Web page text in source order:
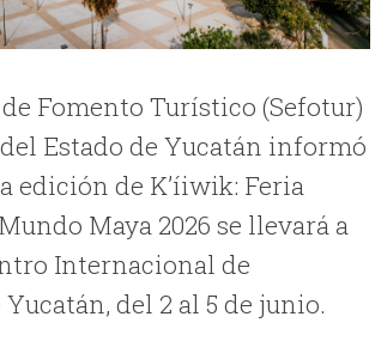
Fomento Turístico (Sefotur)
Estado de Yucatán informó
edición de K’íiwik: Feria
Maya 2026 se llevará a
Internacional de
del 2 al 5 de junio.